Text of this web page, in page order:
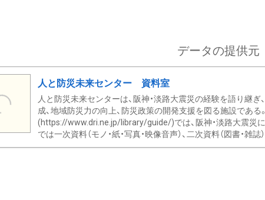
データの提供元
人と防災未来センター 資料室
人と防災未来センターは、阪神・淡路大震災の経験を語り継
成、地域防災力の向上、防災政策の開発支援を図る施設であ
(https://www.dri.ne.jp/library/guide/)では、阪神・淡路大震災
では一次資料（モノ・紙・写真・映像音声）、二次資料（図書・雑誌）